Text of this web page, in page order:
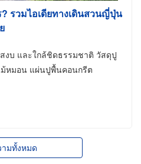
รวมไอเดียทางเดินสวนญี่ปุ่น
งบ และใกล้ชิดธรรมชาติ วัสดุปู
หมอน แผ่นปูพื้นคอนกรีต
มทั้งหมด